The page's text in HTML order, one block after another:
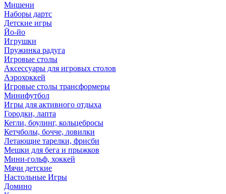
Мишени
Наборы дартс
Детские игры
Йо-йо
Игрушки
Пружинка радуга
Игровые столы
Аксессуары для игровых столов
Аэрохоккей
Игровые столы трансформеры
Минифутбол
Игры для активного отдыха
Городки, лапта
Кегли, боулинг, кольцебросы
Кетчболы, бочче, ловилки
Летающие тарелки, фрисби
Мешки для бега и прыжков
Мини-гольф, хоккей
Мячи детские
Настольные Игры
Домино